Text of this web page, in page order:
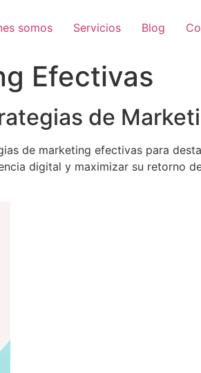
somos Servicios Blog
Efectivas
de
de marketing efectivas para
digital y maximizar su retorno